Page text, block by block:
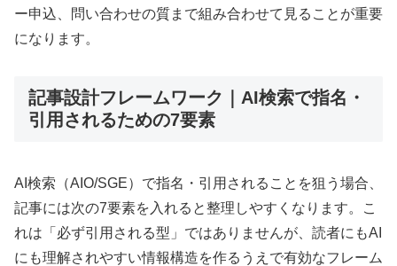
ー申込、問い合わせの質まで組み合わせて見ることが重要
になります。
記事設計フレームワーク｜AI検索で指名・
引用されるための7要素
AI検索（AIO/SGE）で指名・引用されることを狙う場合、
記事には次の7要素を入れると整理しやすくなります。こ
れは「必ず引用される型」ではありませんが、読者にもAI
にも理解されやすい情報構造を作るうえで有効なフレーム